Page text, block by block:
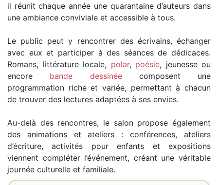
il réunit chaque année une quarantaine d’auteurs dans
une ambiance conviviale et accessible à tous.
Le public peut y rencontrer des écrivains, échanger
avec eux et participer à des séances de dédicaces.
Romans, littérature locale, polar, poésie, jeunesse ou
encore bande dessinéecomposent une
programmation riche et variée, permettant à chacun
de trouver des lectures adaptées à ses envies.
Au-delà des rencontres, le salon propose également
des animations et ateliers : conférences, ateliers
d’écriture, activités pour enfants et expositions
viennent compléter l’événement, créant une véritable
journée culturelle et familiale.